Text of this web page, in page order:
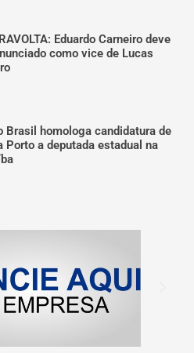
Eduardo Carneiro deve
como vice de Lucas
Brasil homologa candidatura de
Porto a deputada estadual na